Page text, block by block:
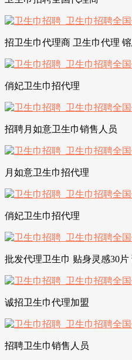
招卫生巾代理商 卫生巾代理
俏妃卫生巾招代理
招聘月如意卫生巾销售人员
月如意卫生巾招代理
俏妃卫生巾招代理
批发代理卫生巾 贴身灵感30
诚招卫生巾代理加盟
招聘卫生巾销售人员